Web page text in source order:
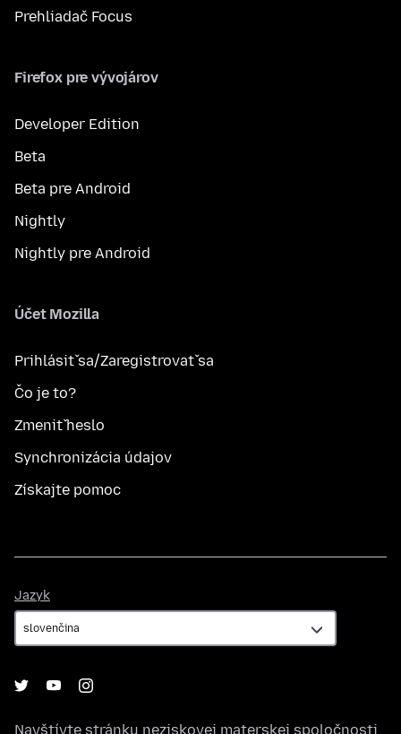
Prehliadač Focus
Firefox pre vývojárov
Developer Edition
Beta
Beta pre Android
Nightly
Nightly pre Android
Účet Mozilla
Prihlásiť sa/Zaregistrovať sa
Čo je to?
Zmeniť heslo
Synchronizácia údajov
Získajte pomoc
Jazyk
Navštívte stránku neziskovej materskej spoločnosti